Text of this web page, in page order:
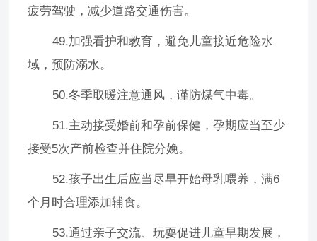
疲劳驾驶，减少道路交通伤害。
49.加强看护和教育，避免儿童接近危险水
域，预防溺水。
50.冬季取暖注意通风，谨防煤气中毒。
51.主动接受婚前和孕前保健，孕期应当至少
接受5次产前检查并住院分娩。
52.孩子出生后应当尽早开始母乳喂养，满6
个月时合理添加辅食。
53.通过亲子交流、玩耍促进儿童早期发展，